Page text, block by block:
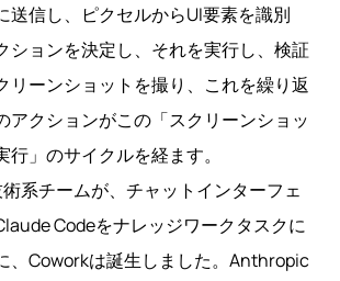
送信し、ピクセルからUI要素を識別
ションを決定し、それを実行し、検証
リーンショットを撮り、これを繰り返
アクションがこの「スクリーンショッ
」のサイクルを経ます。
系チームが、チャットインターフェ
Codeをナレッジワークタスクに
、Coworkは誕生しました。Anthropic